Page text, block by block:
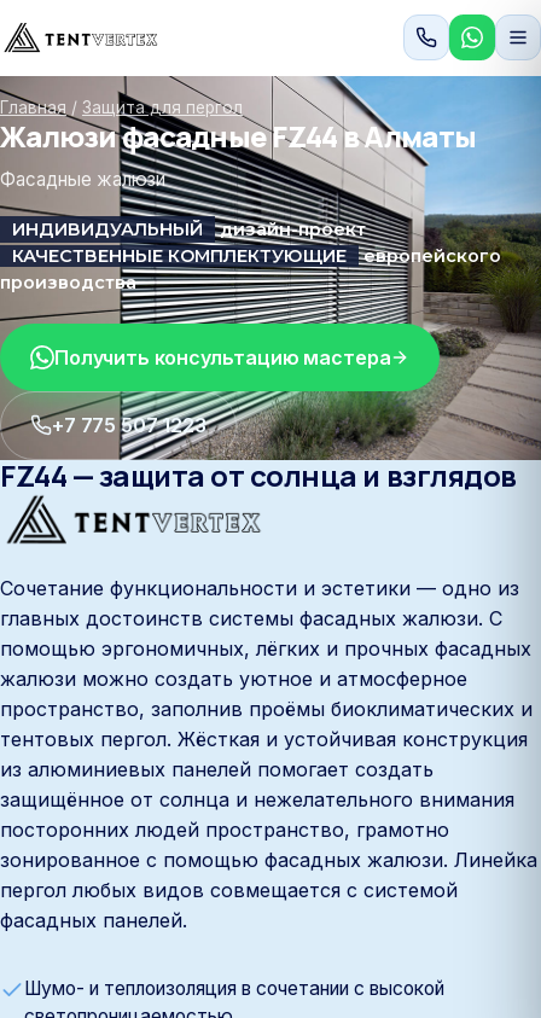
Главная / Защита для пергол
Жалюзи фасадные FZ44 в Алматы
Фасадные жалюзи
ИНДИВИДУАЛЬНЫЙ
дизайн-проект
КАЧЕСТВЕННЫЕ КОМПЛЕКТУЮЩИЕ
европейского
производства
Получить консультацию мастера
+7 775 507 1223
FZ44 — защита от солнца и взглядов
Сочетание функциональности и эстетики — одно из
главных достоинств системы фасадных жалюзи. С
помощью эргономичных, лёгких и прочных фасадных
жалюзи можно создать уютное и атмосферное
пространство, заполнив проёмы биоклиматических и
тентовых пергол. Жёсткая и устойчивая конструкция
из алюминиевых панелей помогает создать
защищённое от солнца и нежелательного внимания
посторонних людей пространство, грамотно
зонированное с помощью фасадных жалюзи. Линейка
пергол любых видов совмещается с системой
фасадных панелей.
Шумо- и теплоизоляция в сочетании с высокой